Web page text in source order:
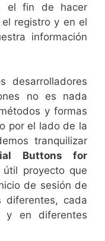
el fin de hacer
registro y en el
información
no es nada
y formas
por el lado de la
tranquilizar
Buttons for
proyecto que
de sesión de
diferentes, cada
y en diferentes